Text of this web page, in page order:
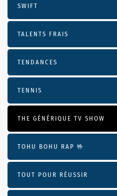
SWIFT
TALENTS FRAIS
TENDANCES
TENNIS
THE GÉNÉRIQUE TV SHOW
TOHU BOHU RAP 🤟
TOUT POUR RÉUSSIR